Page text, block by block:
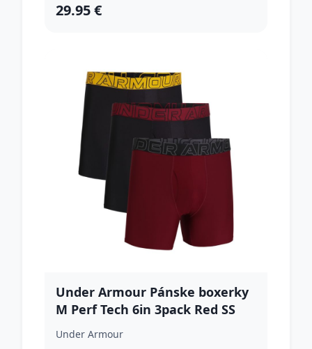
29.95 €
Under Armour Pánske boxerky
M Perf Tech 6in 3pack Red SS
Under Armour